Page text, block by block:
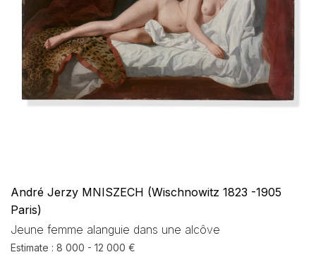
André Jerzy MNISZECH (Wischnowitz 1823 -1905
Paris)
Jeune femme alanguie dans une alcôve
Estimate : 8 000 - 12 000 €